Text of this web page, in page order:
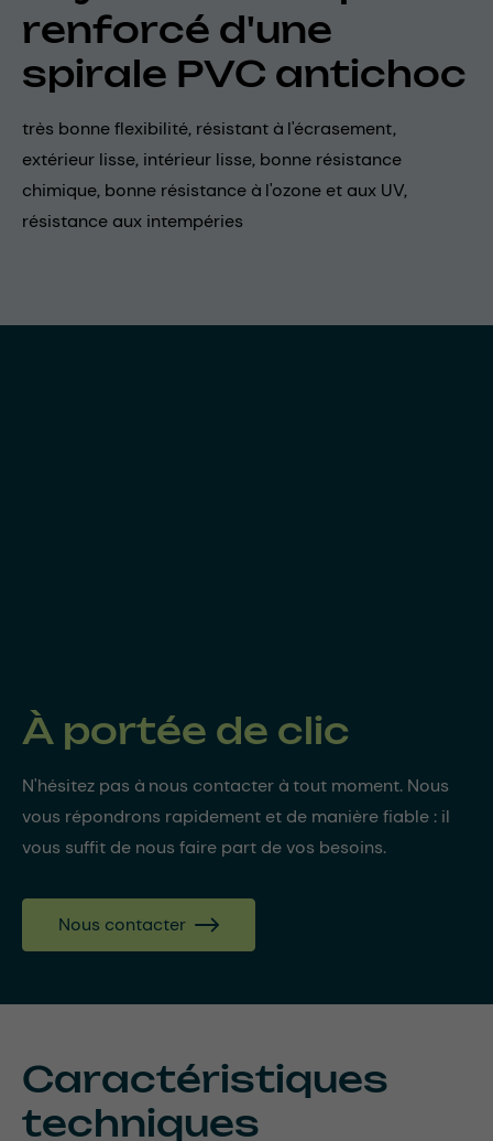
renforcé d'une
spirale PVC antichoc
très bonne flexibilité, résistant à l'écrasement,
extérieur lisse, intérieur lisse, bonne résistance
chimique, bonne résistance à l'ozone et aux UV,
résistance aux intempéries
À portée de clic
N'hésitez pas à nous contacter à tout moment. Nous
vous répondrons rapidement et de manière fiable : il
vous suffit de nous faire part de vos besoins.
Nous contacter
Caractéristiques
techniques